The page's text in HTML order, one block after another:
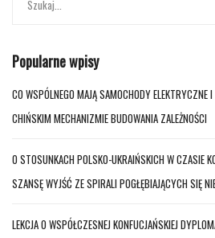
Popularne wpisy
CO WSPÓLNEGO MAJĄ SAMOCHODY
CHIŃSKIM MECHANIZMIE BUDOWANIA ZALEŻNOŚCI
O STOSUNKACH POLSKO-UKRAIŃSKICH W CZASIE
SZANSĘ WYJŚĆ ZE SPIRALI POGŁĘBIAJĄCYCH SIĘ
LEKCJA O WSPÓŁCZESNEJ KONFUCJAŃSKIEJ